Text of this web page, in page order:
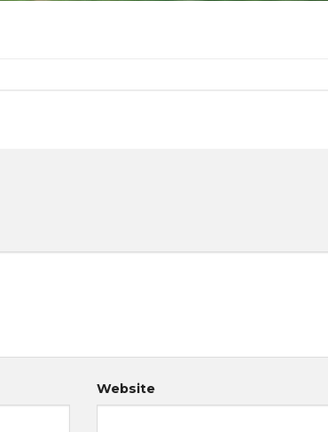
Website